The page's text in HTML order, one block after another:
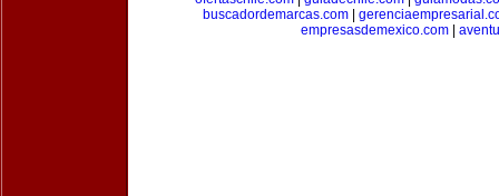
buscadordemarcas.com|
empresasdemexico.com|